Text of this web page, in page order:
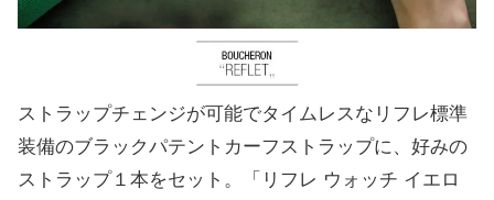
ストラップチェンジが可能でタイムレスなリフレ標準
装備のブラックパテントカーフストラップに、好みの
ストラップ１本をセット。「リフレ ウォッチ イエロ